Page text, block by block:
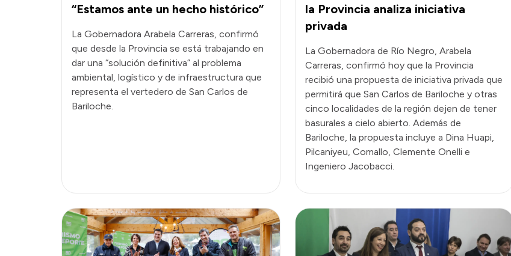
“Estamos ante un hecho histórico”
La Gobernadora Arabela Carreras, confirmó
que desde la Provincia se está trabajando en
dar una “solución definitiva” al problema
ambiental, logístico y de infraestructura que
representa el vertedero de San Carlos de
Bariloche.
la Provincia analiza iniciativa
privada
La Gobernadora de Río Negro, Arabela
Carreras, confirmó hoy que la Provincia
recibió una propuesta de iniciativa privada que
permitirá que San Carlos de Bariloche y otras
cinco localidades de la región dejen de tener
basurales a cielo abierto. Además de
Bariloche, la propuesta incluye a Dina Huapi,
Pilcaniyeu, Comallo, Clemente Onelli e
Ingeniero Jacobacci.